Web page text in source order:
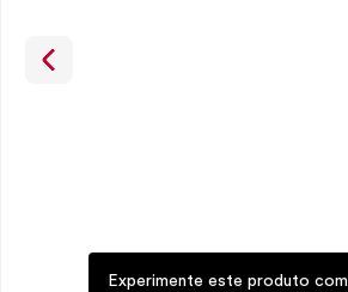
Experimente este produto